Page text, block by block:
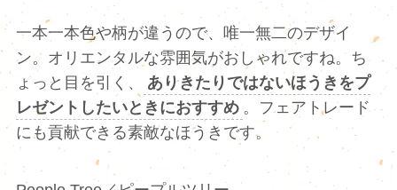
一本一本色や柄が違うので、唯一無二のデザイ
ン。オリエンタルな雰囲気がおしゃれですね。ち
ょっと目を引く、
ありきたりではないほうきをプ
レゼントしたいときにおすすめ 。フェアトレード
にも貢献できる素敵なほうきです。